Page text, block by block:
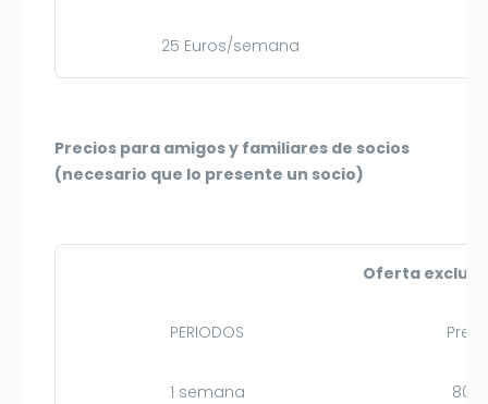
25 Euros/semana
Precios para amigos y familiares de socios
(necesario que lo presente un socio)
Oferta
PERIODOS
1 semana 80 €